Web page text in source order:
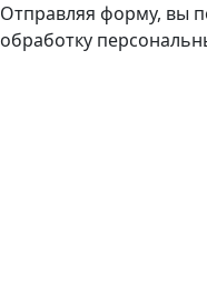
Отправляя форму, вы
обработку